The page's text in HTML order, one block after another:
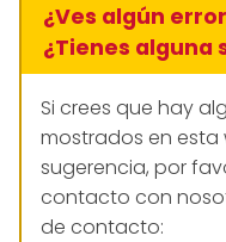
¿Ves algún
¿Tienes alguna
Si crees que hay
mostrados en esta
sugerencia, por
contacto con
de contacto: